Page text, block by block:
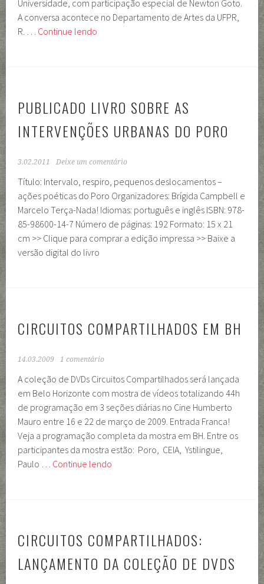
Universidade, com participação especial de Newton Goto.
A conversa acontece no Departamento de Artes da UFPR,
R. … Continue lendo
UFPR
e
sexta
Solar
Barão
PUBLICADO LIVRO SOBRE AS
INTERVENÇÕES URBANAS DO PORO
3.02.2011 Deixe um comentário
Título: Intervalo, respiro, pequenos deslocamentos –
ações poéticas do Poro Organizadores: Brígida Campbell e
Marcelo Terça-Nada! Idiomas: português e inglês ISBN: 978-
85-98600-14-7 Número de páginas: 192 Formato: 15 x 21
cm >> Clique para comprar a edição impressa >> Baixe a
versão digital do livro
CIRCUITOS COMPARTILHADOS EM BH
14.03.2009 1 comentário
A coleção de DVDs Circuitos Compartilhados será lançada
em Belo Horizonte com mostra de vídeos totalizando 44h
de programação em 3 seções diárias no Cine Humberto
Mauro entre 16 e 22 de março de 2009. Entrada Franca!
Veja a programação completa da mostra em BH. Entre os
participantes da mostra estão: Poro, CEIA, Ystilingue,
Paulo … Continue lendo
CIRCUITOS COMPARTILHADOS:
LANÇAMENTO DA COLEÇÃO DE DVDS